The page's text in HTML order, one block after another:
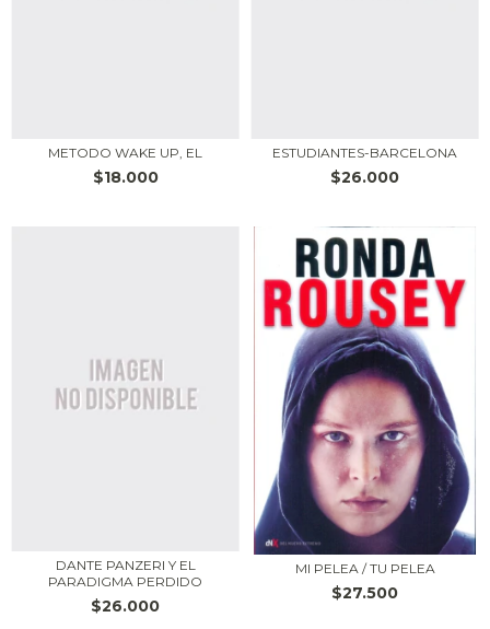
METODO WAKE UP, EL
$18.000
ESTUDIANTES-BARCELONA
$26.000
DANTE PANZERI Y EL
PARADIGMA PERDIDO
$26.000
MI PELEA / TU PELEA
$27.500